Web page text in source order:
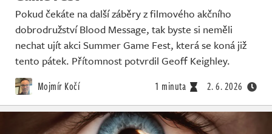
Pokud čekáte na další záběry z filmového akčního
dobrodružství Blood Message, tak byste si neměli
nechat ujít akci Summer Game Fest, která se koná již
tento pátek. Přítomnost potvrdil Geoff Keighley.
Mojmír Kočí 1 minuta 2. 6. 2026